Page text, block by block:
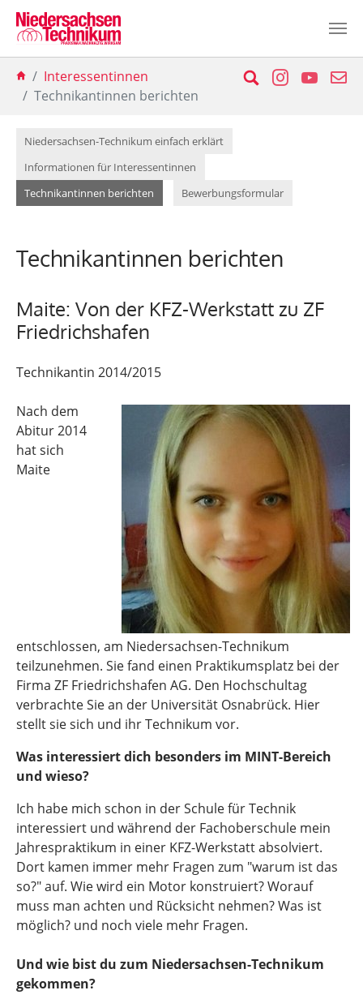
SucheInstagramE-
Interessentinnen
Technikantinnen berichten
Niedersachsen-Technikum einfach erklärt
Informationen für Interessentinnen
Technikantinnen berichten (current)Bewerbungsformular
Technikantinnen berichten
Maite: Von der KFZ-Werkstatt zu ZF
Friedrichshafen
Technikantin 2014/2015
Nach dem
Abitur 2014
hat sich
Maite
entschlossen, am Niedersachsen-Technikum
teilzunehmen. Sie fand einen Praktikumsplatz bei der
Firma ZF Friedrichshafen AG. Den Hochschultag
verbrachte Sie an der Universität Osnabrück. Hier
stellt sie sich und ihr Technikum vor.
Was interessiert dich besonders im MINT-Bereich
und wieso?
Ich habe mich schon in der Schule für Technik
interessiert und während der Fachoberschule mein
Jahrespraktikum in einer KFZ-Werkstatt absolviert.
Dort kamen immer mehr Fragen zum "warum ist das
so?" auf. Wie wird ein Motor konstruiert? Worauf
muss man achten und Rücksicht nehmen? Was ist
möglich? und noch viele mehr Fragen.
Und wie bist du zum Niedersachsen-Technikum
gekommen?